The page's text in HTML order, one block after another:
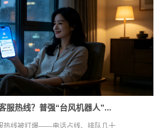
服热线？普强“台风机器人”...
热线被打爆——电话占线、排队几十...